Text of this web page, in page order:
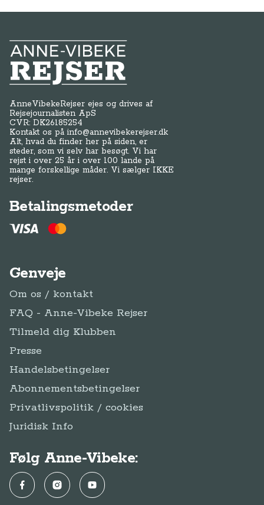
Anne-Vibeke Rejser
AnneVibekeRejser ejes og drives af
Rejsejournalisten ApS
CVR: DK26185254
Kontakt os påinfo@annevibekerejser.dk
Alt, hvad du finder her på siden, er
steder, som vi selv har besøgt. Vi har
rejst i over 25 år i over 100 lande på
mange forskellige måder. Vi sælger IKKE
rejser.
Betalingsmetoder
Genveje
Om os / kontakt
FAQ - Anne-Vibeke Rejser
Tilmeld dig Klubben
Presse
Handelsbetingelser
Abonnementsbetingelser
Privatlivspolitik / cookies
Juridisk Info
Følg Anne-Vibeke:
FacebookInstagramYouTube